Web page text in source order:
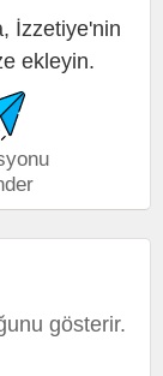
İzzetiye'nin
ekleyin.
gösterir.